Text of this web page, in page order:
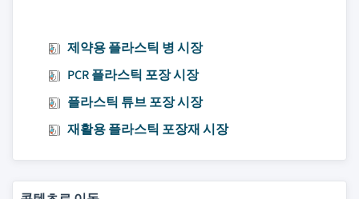
제약용 플라스틱 병 시장
PCR 플라스틱 포장 시장
플라스틱 튜브 포장 시장
재활용 플라스틱 포장재 시장